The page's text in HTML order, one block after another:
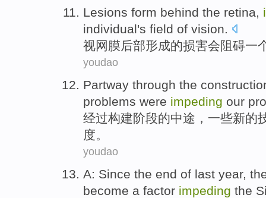
Lesions form behind the retina,
individual's field of vision.
视网膜后部形成的损害会阻碍一
youdao
Partway through the
problems were impeding our
经过构建阶段的中途 ， 一些新的
度。
youdao
A: Since the end of last year,
become a factor impeding the